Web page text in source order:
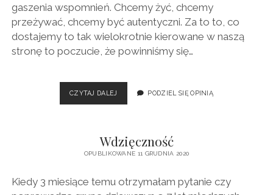
gaszenia wspomnień. Chcemy żyć, chcemy
przeżywać, chcemy być autentyczni. Za to to, co
dostajemy to tak wielokrotnie kierowane w naszą
stronę to poczucie, że powinniśmy się…
CZYTAJ DALEJ DIAMENTPODZIEL SIĘ OPINIĄ
Wdzięczność
OPUBLIKOWANE 11 GRUDNIA 2020
Kiedy 3 miesiące temu otrzymałam pytanie czy